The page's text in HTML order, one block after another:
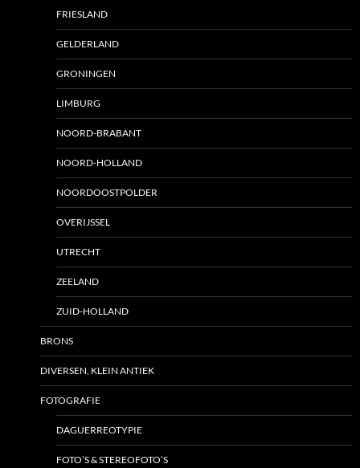
FRIESLAND
GELDERLAND
GRONINGEN
LIMBURG
NOORD-BRABANT
NOORD-HOLLAND
NOORDOOSTPOLDER
OVERIJSSEL
UTRECHT
ZEELAND
ZUID-HOLLAND
BRONS
DIVERSEN, KLEIN ANTIEK
FOTOGRAFIE
DAGUERREOTYPIE
FOTO’S & STEREOFOTO’S